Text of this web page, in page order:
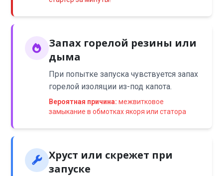
Запах горелой резины или
дыма
При попытке запуска чувствуется запах
горелой изоляции из-под капота.
Вероятная причина: межвитковое
замыкание в обмотках якоря или статора
Хруст или скрежет при
запуске